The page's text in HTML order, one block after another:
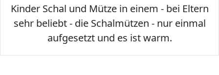
Kinder Schal und Mütze in einem - bei Eltern
sehr beliebt - die Schalmützen - nur einmal
aufgesetzt und es ist warm.